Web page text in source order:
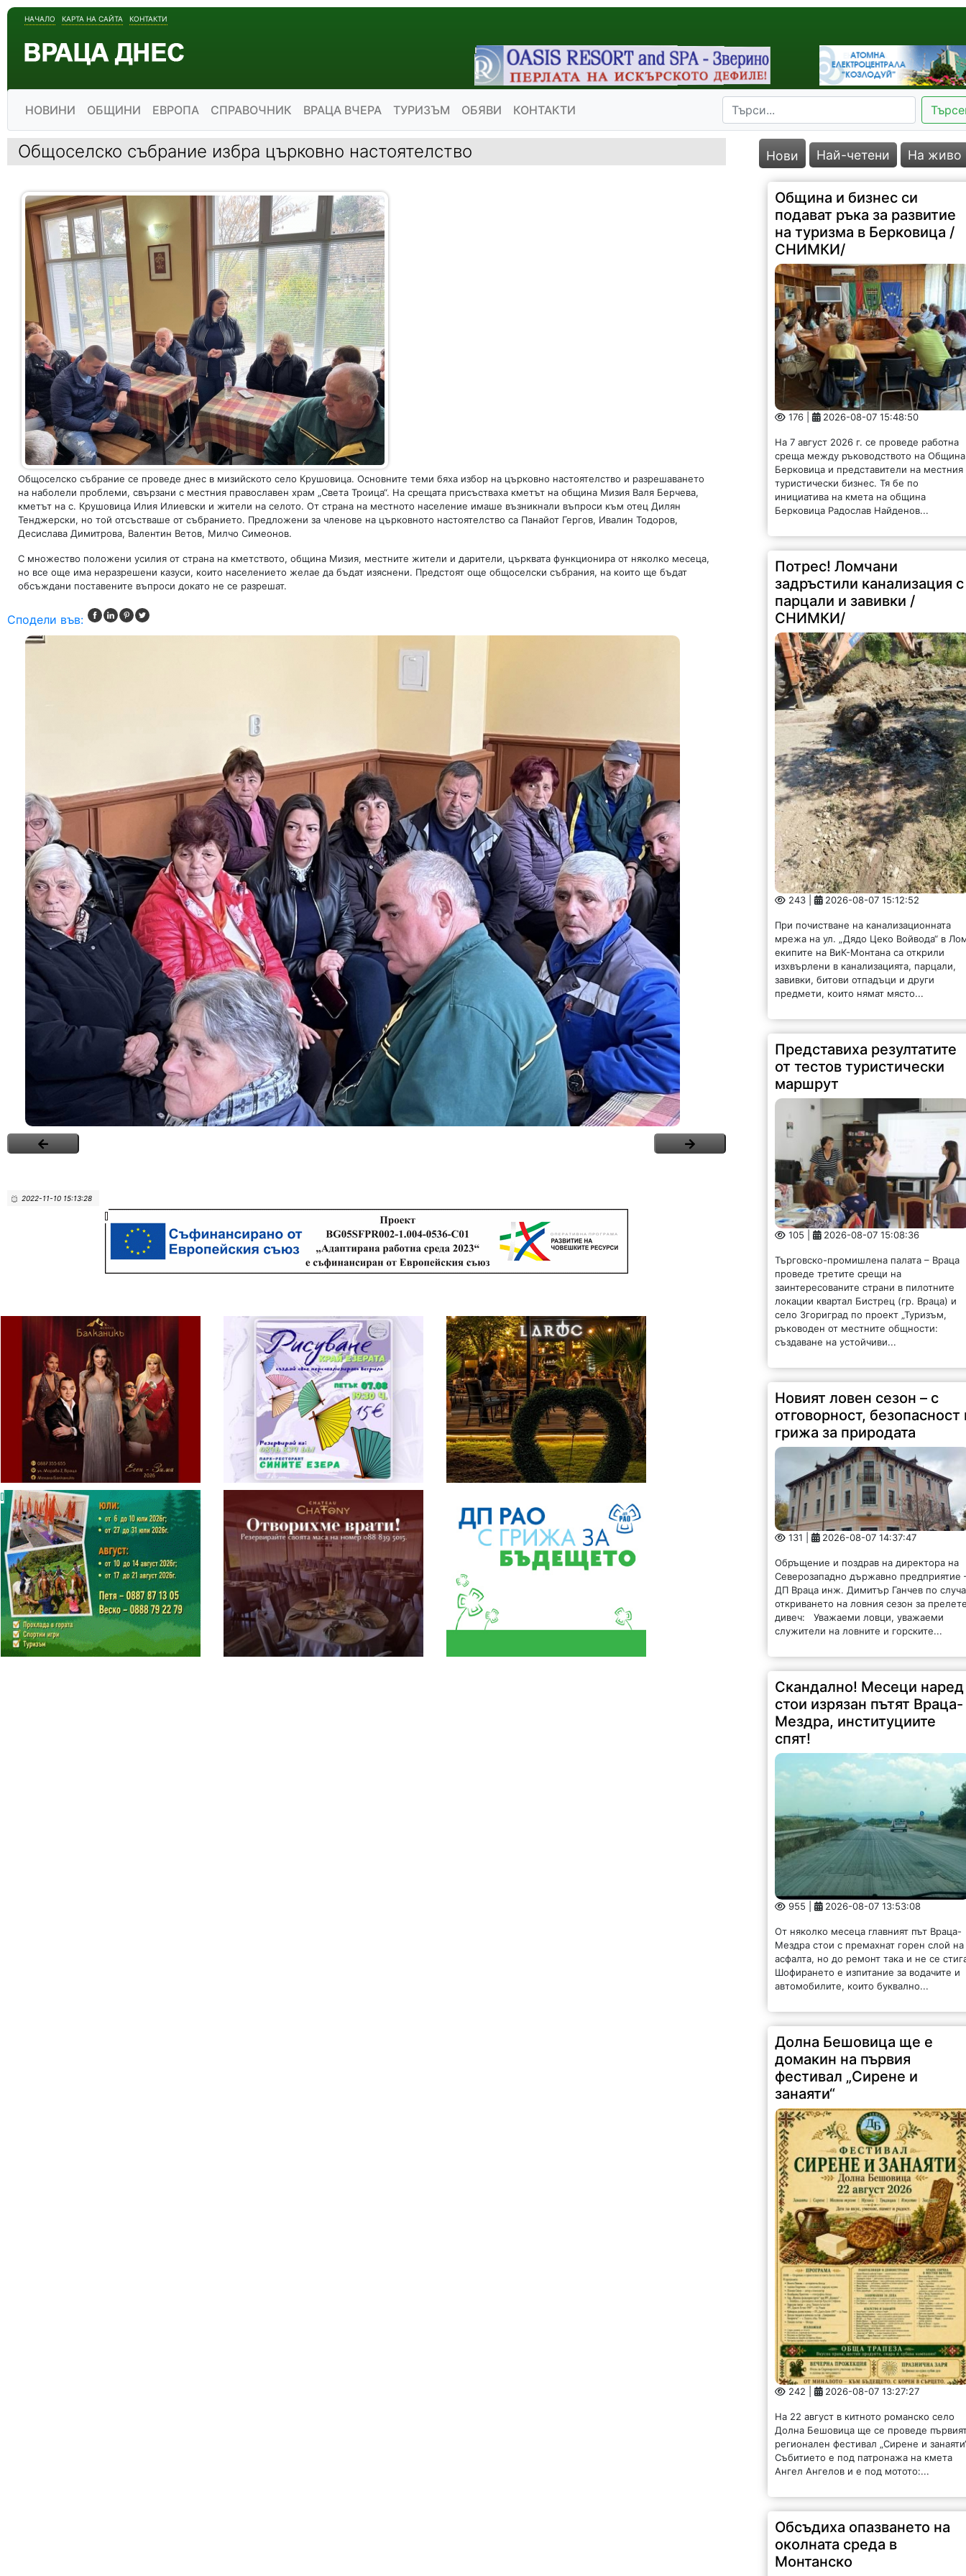
НАЧАЛО КАРТА НА САЙТА КОНТАКТИ
НОВИНИ ОБЩИНИ ЕВРОПА СПРАВОЧНИК ВРАЦА ВЧЕРА ТУРИЗЪМ ОБЯВИ КОНТАКТИ
Общоселско събрание избра църковно настоятелство
Общоселско събрание се проведе днес в мизийското село Крушовица. Основните теми бяха избор на църковно настоятелство и разрешаването
на наболели проблеми, свързани с местния православен храм „Света Троица“. На срещата присъстваха кметът на община Мизия Валя Берчева,
кметът на с. Крушовица Илия Илиевски и жители на селото. От страна на местното население имаше възникнали въпроси към отец Дилян
Тенджерски, но той отсъстваше от събранието. Предложени за членове на църковното настоятелство са Панайот Гергов, Ивалин Тодоров,
Десислава Димитрова, Валентин Ветов, Милчо Симеонов.
С множество положени усилия от страна на кметството, община Мизия, местните жители и дарители, църквата функционира от няколко месеца,
но все още има неразрешени казуси, които населението желае да бъдат изяснени. Предстоят още общоселски събрания, на които ще бъдат
обсъждани поставените въпроси докато не се разрешат.
Сподели във:
2022-11-10 15:13:28
Нови Най-четени На живо
Община и бизнес си
подават ръка за развитие
на туризма в Берковица /
СНИМКИ/
176 | 2026-08-07 15:48:50
На 7 август 2026 г. се проведе работна
среща между ръководството на Община
Берковица и представители на местния
туристически бизнес. Тя бе по
инициатива на кмета на община
Берковица Радослав Найденов...
Потрес! Ломчани
задръстили канализация с
парцали и завивки /
СНИМКИ/
243 | 2026-08-07 15:12:52
При почистване на канализационната
мрежа на ул. „Дядо Цеко Войвода“ в
екипите на ВиК-Монтана са открили
изхвърлени в канализацията, парцали,
завивки, битови отпадъци и други
предмети, които нямат място...
Представиха резултатите
от тестов туристически
маршрут
105 | 2026-08-07 15:08:36
Търговско-промишлена палата – Враца
проведе третите срещи на
заинтересованите страни в пилотните
локации квартал Бистрец (гр. Враца) и
село Згориград по проект „Туризъм,
ръководен от местните общности:
създаване на устойчиви...
Новият ловен сезон – с
отговорност, безопасност
грижа за природата
131 | 2026-08-07 14:37:47
Обръщение и поздрав на директора на
Северозападно държавно предприятие
ДП Враца инж. Димитър Ганчев по
откриването на ловния сезон за
дивеч: Уважаеми ловци, уважаеми
служители на ловните и горските...
Скандално! Месеци наред
стои изрязан пътят Враца-
Мездра, институциите
спят!
955 | 2026-08-07 13:53:08
От няколко месеца главният път Враца-
Мездра стои с премахнат горен слой на
асфалта, но до ремонт така и не се
Шофирането е изпитание за водачите и
автомобилите, които буквално...
Долна Бешовица ще е
домакин на първия
фестивал „Сирене и
занаяти“
242 | 2026-08-07 13:27:27
На 22 август в китното романско село
Долна Бешовица ще се проведе
регионален фестивал „Сирене и
Събитието е под патронажа на кмета
Ангел Ангелов и е под мотото:...
Обсъдиха опазването на
околната среда в
Монтанско